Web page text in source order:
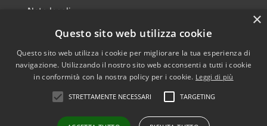
Note legali
Dichiarazione di accessibilità
Accessibilità
Copyright © 2026 • Comune di
Vigodarzere • Powered by
Municipium•
×
Questo sito web utilizza cookie
Questo sito web utilizza i cookie per migliorare la tua esperienza di
navigazione. Utilizzando il nostro sito web acconsenti a tutti i cookie
in conformità con la nostra policy per i cookie. Leggi di più
STRETTAMENTE NECESSARI TARGETING